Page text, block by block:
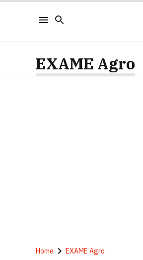
EXAME Agro
Home EXAME Agro